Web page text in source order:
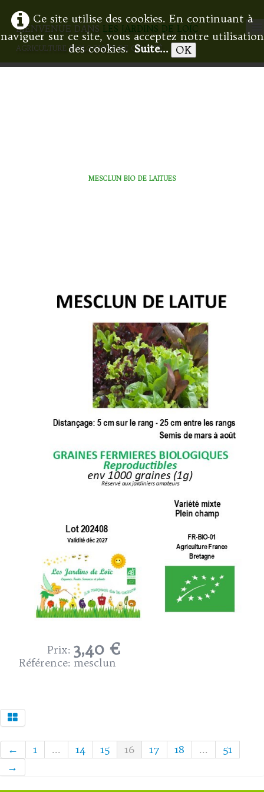
Ce site utilise des cookies. En continuant à
naviguer sur ce site, vous acceptez notre utilisation
des cookies.Suite... OK
BIENVENUE DANS LES JARDINS DE LOÏC
AGRICULTURE BIOLOGIQUE DE QUALITÉ
ACCUEIL
MESCLUN BIO DE LAITUES
Prix: 3,40 €
Référence: mesclun
← 1 ... 14 15 16 17 18 ...
51
→